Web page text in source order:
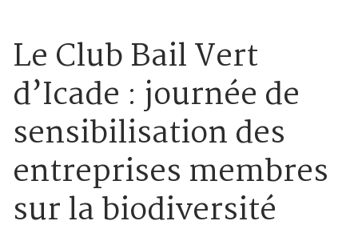
Le Club Bail Vert
d’Icade : journée de
sensibilisation des
entreprises membres
sur la biodiversité